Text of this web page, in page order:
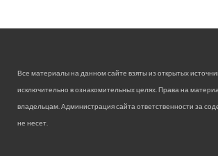
Все материалы на данном сайте взяты из открытых
исключительно в ознакомительных целях. Права на
владельцам. Администрация сайта ответственности за
не несет.